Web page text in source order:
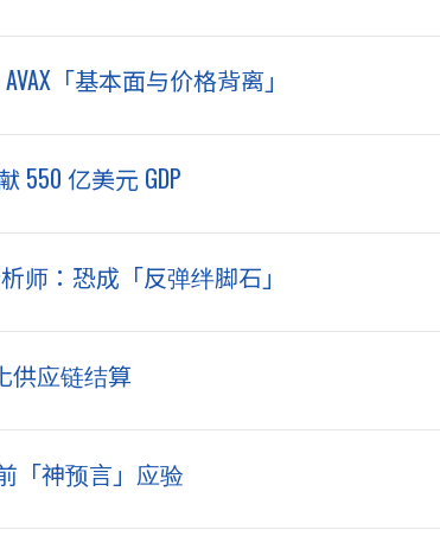
「基本面与价格背离」
550 亿美元 GDP
师：恐成「反弹绊脚石」
供应链结算
「神预言」应验